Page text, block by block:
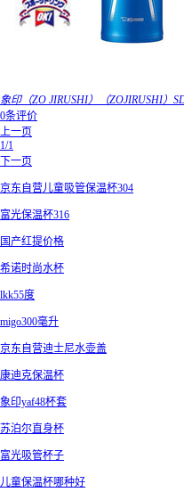
象印（ZO JIRUSHI）（ZOJIRUSHI）
0条评价
上一页
1/1
下一页
京东自营儿童吸管保温杯304
富光保温杯316
国产红提价格
希诺时尚水杯
lkk55度
migo300毫升
京东自营迪士尼水壶盖
康迪克保温杯
象印yaf48杯套
苏泊尔直身杯
富光吸管杯子
儿童保温杯哪种好